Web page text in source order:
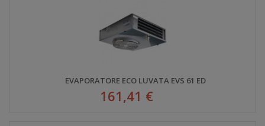
EVAPORATORE ECO LUVATA EVS 61 ED
161,41 €